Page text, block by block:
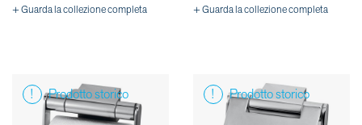
+ Guarda la collezione completa
+ Guarda la collezione completa
Prodotto storico Prodotto storico